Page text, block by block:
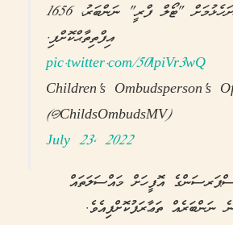
މައްސަލަ ހުށަހެޅުމަށް "ޓޯލް ފްރީ" ނަންބަރު، 1656
އިފްތިތާޙްކޮށްފި.
pic.twitter.com/50lpiVr3wQ
— Children's Ombudsperson's
(@ChildsOmbudsMV)
July 23, 2022
އޮފީހަށް މައްސަލަތައް
ނަންބަރެއް ތަޢާރަފުކޮށްފިއެވެ.